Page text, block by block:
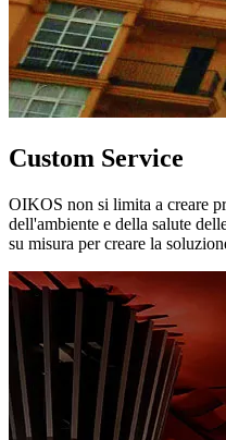
Custom Service
OIKOS non si limita a creare
dell'ambiente e della salute
su misura per creare la